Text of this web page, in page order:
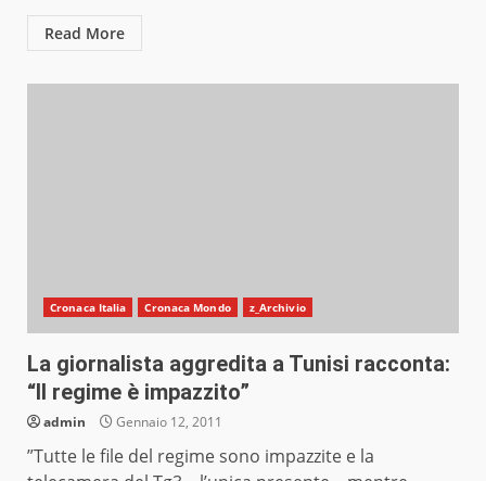
Read More
Cronaca Italia Cronaca Mondo z_Archivio
La giornalista aggredita a Tunisi racconta:
“Il regime è impazzito”
admin Gennaio 12, 2011
”Tutte le file del regime sono impazzite e la